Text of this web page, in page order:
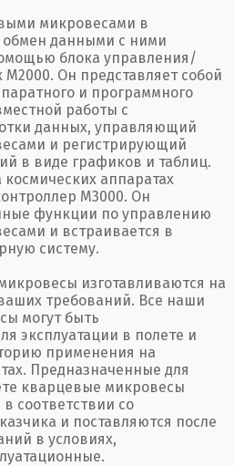
микровесами в
обмен данными с ними
блока управления/
Он представляет собой
и программного
работы с
данных, управляющий
и регистрирующий
в виде графиков и таблиц.
аппаратах
M3000. Он
функции по управлению
и встраивается в
систему.
изготавливаются на
требований. Все наши
могут быть
эксплуатации в полете и
применения на
Предназначенные для
кварцевые микровесы
соответствии со
и поставляются после
в условиях,